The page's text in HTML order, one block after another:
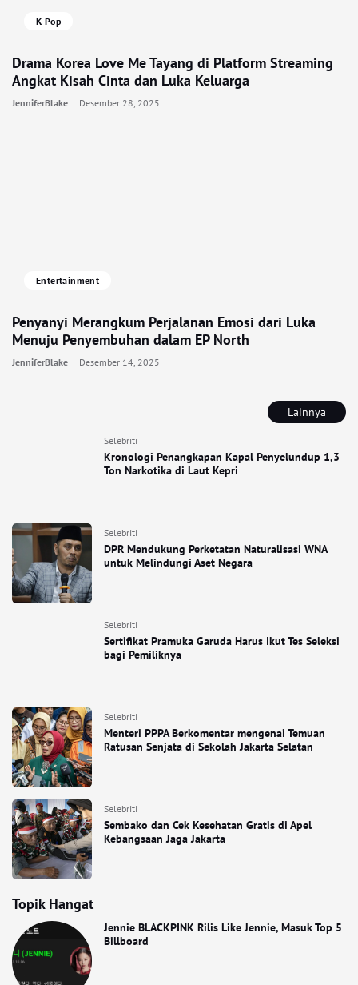
Lainnya
Selebriti
Kronologi Penangkapan Kapal Penyelundup 1,3
Ton Narkotika di Laut Kepri
Selebriti
DPR Mendukung Perketatan Naturalisasi WNA
untuk Melindungi Aset Negara
Selebriti
Sertifikat Pramuka Garuda Harus Ikut Tes Seleksi
bagi Pemiliknya
Selebriti
Menteri PPPA Berkomentar mengenai Temuan
Ratusan Senjata di Sekolah Jakarta Selatan
Selebriti
Sembako dan Cek Kesehatan Gratis di Apel
Kebangsaan Jaga Jakarta
Topik Hangat
Jennie BLACKPINK Rilis Like Jennie, Masuk Top 5
Billboard
K-Pop
Drama Korea Love Me Tayang di Platform Streaming
Angkat Kisah Cinta dan Luka Keluarga
JenniferBlake Desember 28, 2025
Entertainment
Penyanyi Merangkum Perjalanan Emosi dari Luka
Menuju Penyembuhan dalam EP North
JenniferBlake Desember 14, 2025